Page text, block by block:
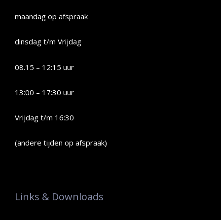
maandag op afspraak
dinsdag t/m Vrijdag
08.15 – 12:15 uur
13:00 – 17:30 uur
Vrijdag t/m 16:30
(andere tijden op afspraak)
Links & Downloads